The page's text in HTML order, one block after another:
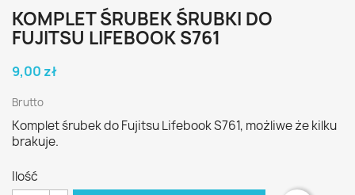
KOMPLET ŚRUBEK ŚRUBKI DO
FUJITSU LIFEBOOK S761
9,00 zł
Brutto
Komplet śrubek do Fujitsu Lifebook S761, możliwe że kilku
brakuje.
Ilość